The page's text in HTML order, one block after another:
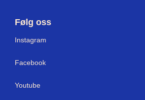
Følg oss
Instagram
Facebook
Youtube